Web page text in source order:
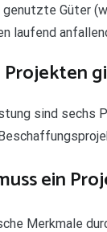
genutzte Güter
laufend
sind sechs
ein
Merkmale